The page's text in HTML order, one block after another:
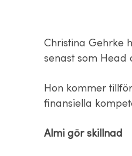
Christina Gehrke
senast som Head
Hon kommer
finansiella
Almi gör skillnad